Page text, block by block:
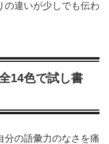
の違いが少しでも伝わ
14色で試し書
分の語彙力のなさを痛